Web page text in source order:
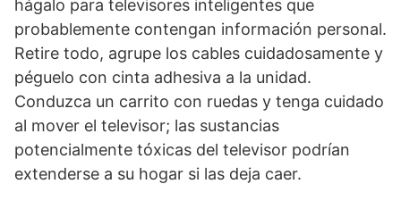
hágalo para televisores inteligentes que
probablemente contengan información personal.
Retire todo, agrupe los cables cuidadosamente y
péguelo con cinta adhesiva a la unidad.
Conduzca un carrito con ruedas y tenga cuidado
al mover el televisor; las sustancias
potencialmente tóxicas del televisor podrían
extenderse a su hogar si las deja caer.